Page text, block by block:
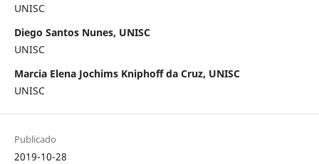
UNISC
Diego Santos Nunes, UNISC
UNISC
Marcia Elena Jochims Kniphoff da Cruz, UNISC
UNISC
Publicado
2019-10-28